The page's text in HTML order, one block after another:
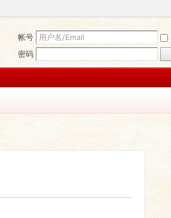
帐号
密码